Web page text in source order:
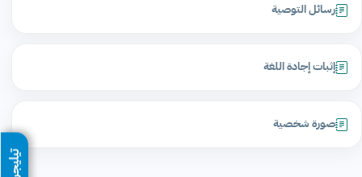
رسائل التوصية
إثبات إجادة اللغة
صورة شخصية